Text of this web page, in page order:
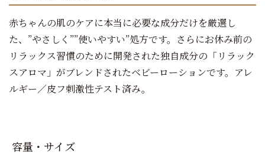
赤ちゃんの肌のケアに本当に必要な成分だけを厳選し
た、”やさしく””使いやすい”処方です。さらにお休み前の
リラックス習慣のために開発された独自成分の「リラック
スアロマ」がブレンドされたベビーローションです。アレ
ルギー／皮フ刺激性テスト済み。
容量・サイズ